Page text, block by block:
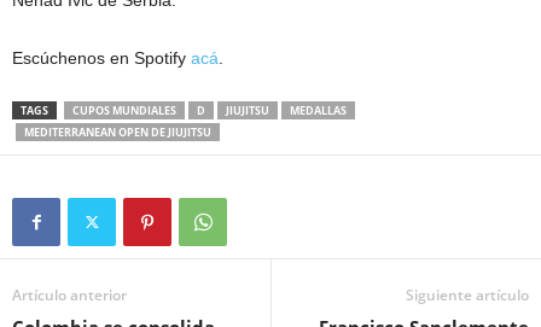
Escúchenos en Spotify acá
TAGS CUPOS MUNDIALES D JIUJITSU
MEDALLAS
MEDITERRANEAN OPEN DE JIUJITSU
Artículo anterior Siguiente artículo